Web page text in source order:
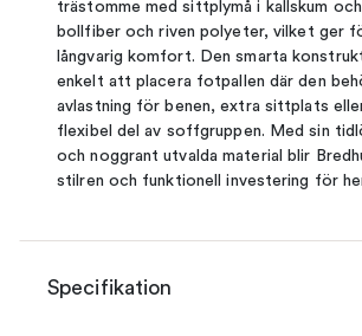
trästomme med sittplymå i kallskum
bollfiber och riven polyeter, vilket ger
långvarig komfort. Den smarta
enkelt att placera fotpallen där den
avlastning för benen, extra sittplats
flexibel del av soffgruppen. Med sin
och noggrant utvalda material blir
stilren och funktionell investering för
Specifikation